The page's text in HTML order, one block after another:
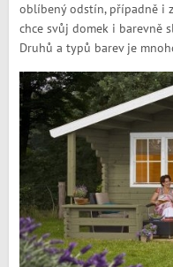
oblíbený odstín, případně i
chce svůj domek i barevně
Druhů a typů barev je